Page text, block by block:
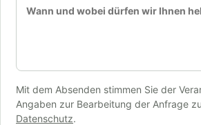
Mit dem Absenden stimmen Sie der
Angaben zur Bearbeitung der Anfrage
Datenschutz.